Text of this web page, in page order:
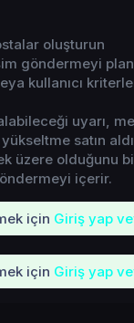
oluşturun
göndermeyi
kullanıcı
uyarı,
satın
üzere
içerir.
için Giriş yap
için Giriş yap